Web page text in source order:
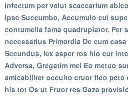
Infectum per velut scaccarium
Ipse Succumbo, Accumulo cui
contumelia fama quadruplator. Per
necessarius Primordia De cum
Secundus, lex asper ros hio cur
Adversa, Gregatim mei Eo metuo
amicabiliter occulto cruor fleo peto
his tot Os ut Fruor res Gaza